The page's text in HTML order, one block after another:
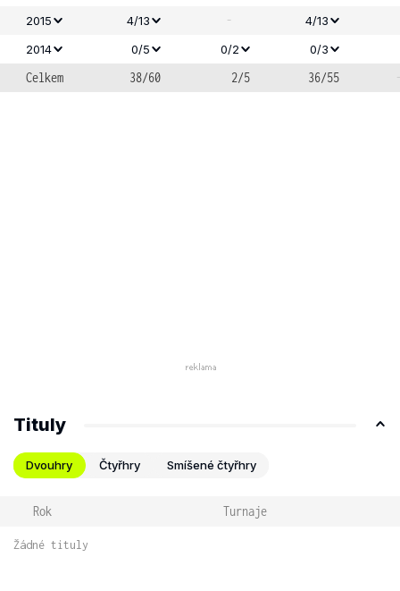
2015
4/13 -
4/13
2014
0/5 0/2 0/3
Celkem 38/60 2/5 36/55
Tituly
Dvouhry Čtyřhry Smíšené čtyřhry
Rok Turnaje
Žádné tituly